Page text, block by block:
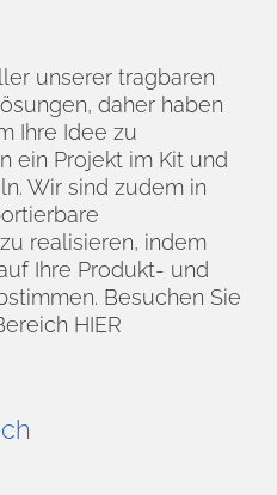
unserer tragbaren
daher haben
Ihre Idee zu
ein Projekt im Kit und
Wir sind zudem in
realisieren, indem
Ihre Produkt- und
Besuchen Sie
HIER